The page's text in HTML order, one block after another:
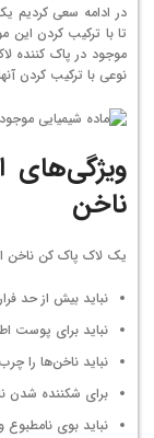
در ادامه سعی کردیم
تا با ترکیب کردن این
موجود در پاک کننده
نوعی با ترکیب کردن
ویژگی‌های
ناخن
یک لاک پاک کن ناخن
نباید بیش از حد
نباید برای پوست
نباید ناخن‌ها را
برای شکننده شدن
نباید بوی